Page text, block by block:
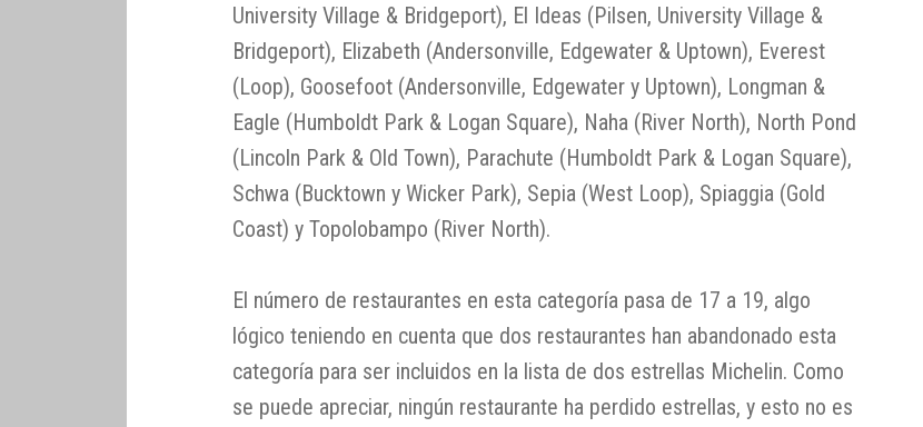
University Village & Bridgeport), El Ideas (Pilsen, University Village &
Bridgeport), Elizabeth (Andersonville, Edgewater & Uptown), Everest
(Loop), Goosefoot (Andersonville, Edgewater y Uptown), Longman &
Eagle (Humboldt Park & Logan Square), Naha (River North), North Pond
(Lincoln Park & Old Town), Parachute (Humboldt Park & Logan Square),
Schwa (Bucktown y Wicker Park), Sepia (West Loop), Spiaggia (Gold
Coast) y Topolobampo (River North).
El número de restaurantes en esta categoría pasa de 17 a 19, algo
lógico teniendo en cuenta que dos restaurantes han abandonado esta
categoría para ser incluidos en la lista de dos estrellas Michelin. Como
se puede apreciar, ningún restaurante ha perdido estrellas, y esto no es